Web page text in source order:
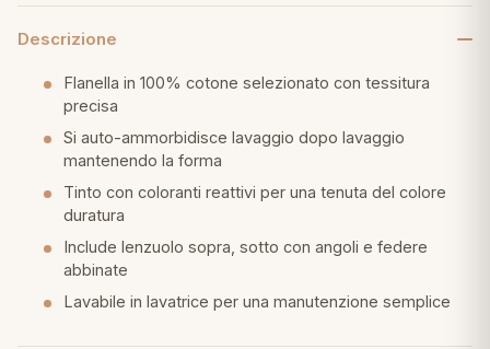
Descrizione
Flanella in 100% cotone selezionato con tessitura
precisa
Si auto-ammorbidisce lavaggio dopo lavaggio
mantenendo la forma
Tinto con coloranti reattivi per una tenuta del colore
duratura
Include lenzuolo sopra, sotto con angoli e federe
abbinate
Lavabile in lavatrice per una manutenzione semplice